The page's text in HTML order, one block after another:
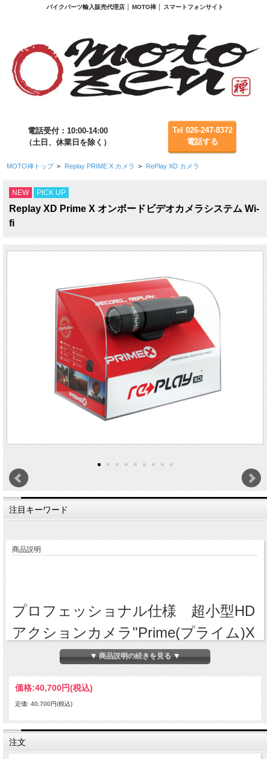
バイクパーツ輸入販売代理店 │ MOTO禅 │ スマートフォンサイト
電話受付：10:00-14:00
（土日、休業日を除く）
Tel 026-247-8372
電話する
MOTO禅トップ > Replay PRIME X カメラ > RePlay XD カメラ
NEW PICK UP
Replay XD Prime X オンボードビデオカメラシステム Wi-
fi
注目キーワード
商品説明
プロフェッショナル仕様 超小型HD
アクションカメラ"Prime(プライム)X
プロフェッショナル仕様超小型HDウェアラブルカメラ"Prime(プライム)Xは、
Replay(リプレイ)XDの第4世代目HDカメラです。積み上げてきた実績、機能性と
美しさの両方を追求した素晴らしいインダストリアルデザイン、そして革新的なエ
ンジニアリングの集大成により開発 されたPrimeXは小型/軽量ボディ、長時間連続
撮影、高性能レンズ、イメージセンサー、優れた画像処理技術、航空宇宙グレード
されました。 高画質、高性能、光る職人技、そして何よりもReplayカメラのトレ
歩 くアマチュアの皆様にも必ず気に入ってもらえることでしょう。研究開発には
もとに、PrimeＸに最適なマテリアルを揃え、最高のチームによって完成した最高
のHDウェアラブルカメラなのです。
▼ 商品説明の続きを見る ▼
価格:40,700円(税込)
定価: 40,700円(税込)
注文